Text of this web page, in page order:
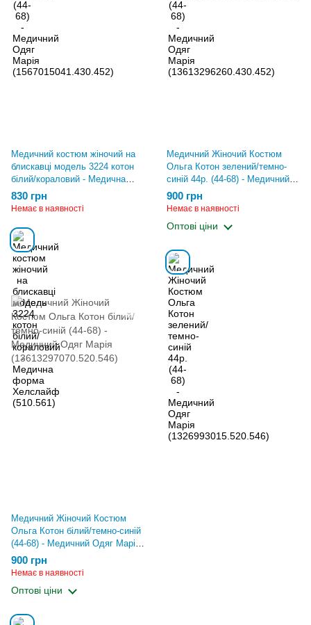
Медичний костюм жіночий на
блискавці модель 3224 котон
білий/кораловий - Медична
форма Хелслайф (510.561)
830 грн
Немає в наявності
Медичний Жіночий Костюм
Ольга Котон зелений/темно-
синій 44р. (44-68) - Медичний
Одяг Марія
(1326993015.520.546)
900 грн
Немає в наявності
Оптові ціни
Медичний Жіночий Костюм
Ольга Котон білий/темно-синій
(44-68) - Медичний Одяг Марія
(13613297070.520.546)
900 грн
Немає в наявності
Оптові ціни